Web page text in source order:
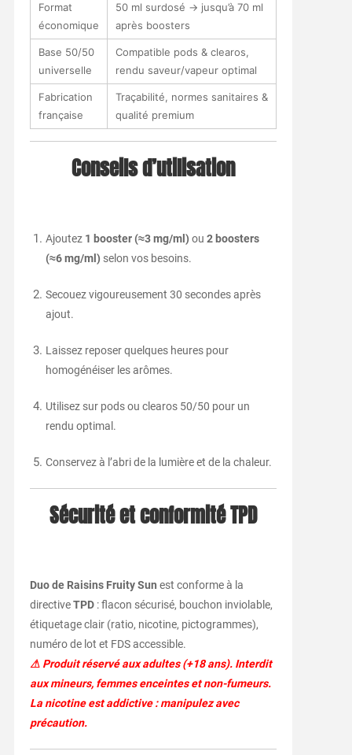
Format
économique
50 ml surdosé → jusqu’à 70 ml
après boosters
Base 50/50
universelle
Compatible pods & clearos,
rendu saveur/vapeur optimal
Fabrication
française
Traçabilité, normes sanitaires &
qualité premium
Conseils d’utilisation
Ajoutez 1 booster (≈3 mg/ml) ou 2 boosters
(≈6 mg/ml) selon vos besoins.
Secouez vigoureusement 30 secondes après
ajout.
Laissez reposer quelques heures pour
homogénéiser les arômes.
Utilisez sur pods ou clearos 50/50 pour un
rendu optimal.
Conservez à l’abri de la lumière et de la chaleur.
Sécurité et conformité TPD
Duo de Raisins Fruity Sun est conforme à la
directiveTPD: flacon sécurisé, bouchon inviolable,
étiquetage clair (ratio, nicotine, pictogrammes),
numéro de lot et FDS accessible.
⚠ Produit réservé aux adultes (+18 ans). Interdit
aux mineurs, femmes enceintes et non-fumeurs.
La nicotine est addictive : manipulez avec
précaution.